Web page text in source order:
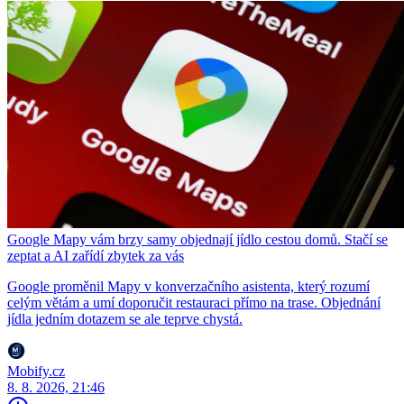
Google Mapy vám brzy samy objednají jídlo cestou domů. Stačí se
zeptat a AI zařídí zbytek za vás
Google proměnil Mapy v konverzačního asistenta, který rozumí
celým větám a umí doporučit restauraci přímo na trase. Objednání
jídla jedním dotazem se ale teprve chystá.
Mobify.cz
8. 8. 2026, 21:46